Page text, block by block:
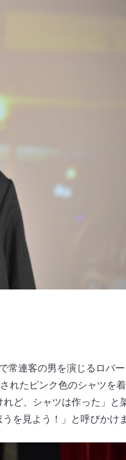
常連客の男を演じるロバ
れたピンク色のシャツを
ど、シャツは作った」と
を見よう！」と呼びかけま